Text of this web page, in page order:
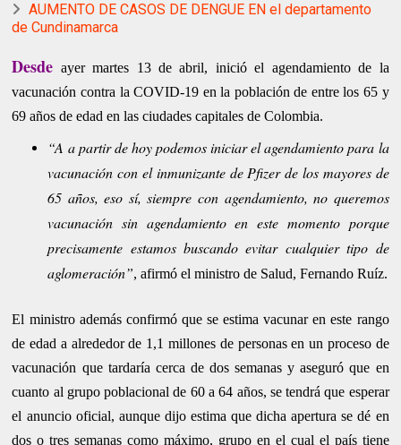
AUMENTO DE CASOS DE DENGUE EN el departamento
de Cundinamarca
Desde ayer martes 13 de abril, inició el agendamiento de la
vacunación contra la COVID-19 en la población de entre los 65 y
69 años de edad en las ciudades capitales de Colombia.
“A a partir de hoy podemos iniciar el agendamiento para la
vacunación con el inmunizante de Pfizer de los mayores de
65 años, eso sí, siempre con agendamiento, no queremos
vacunación sin agendamiento en este momento porque
precisamente estamos buscando evitar cualquier tipo de
aglomeración”, afirmó el ministro de Salud, Fernando Ruíz.
El ministro además confirmó que se estima vacunar en este rango
de edad a alrededor de 1,1 millones de personas en un proceso de
vacunación que tardaría cerca de dos semanas y aseguró que en
cuanto al grupo poblacional de 60 a 64 años, se tendrá que esperar
el anuncio oficial, aunque dijo estima que dicha apertura se dé en
dos o tres semanas como máximo, grupo en el cual el país tiene